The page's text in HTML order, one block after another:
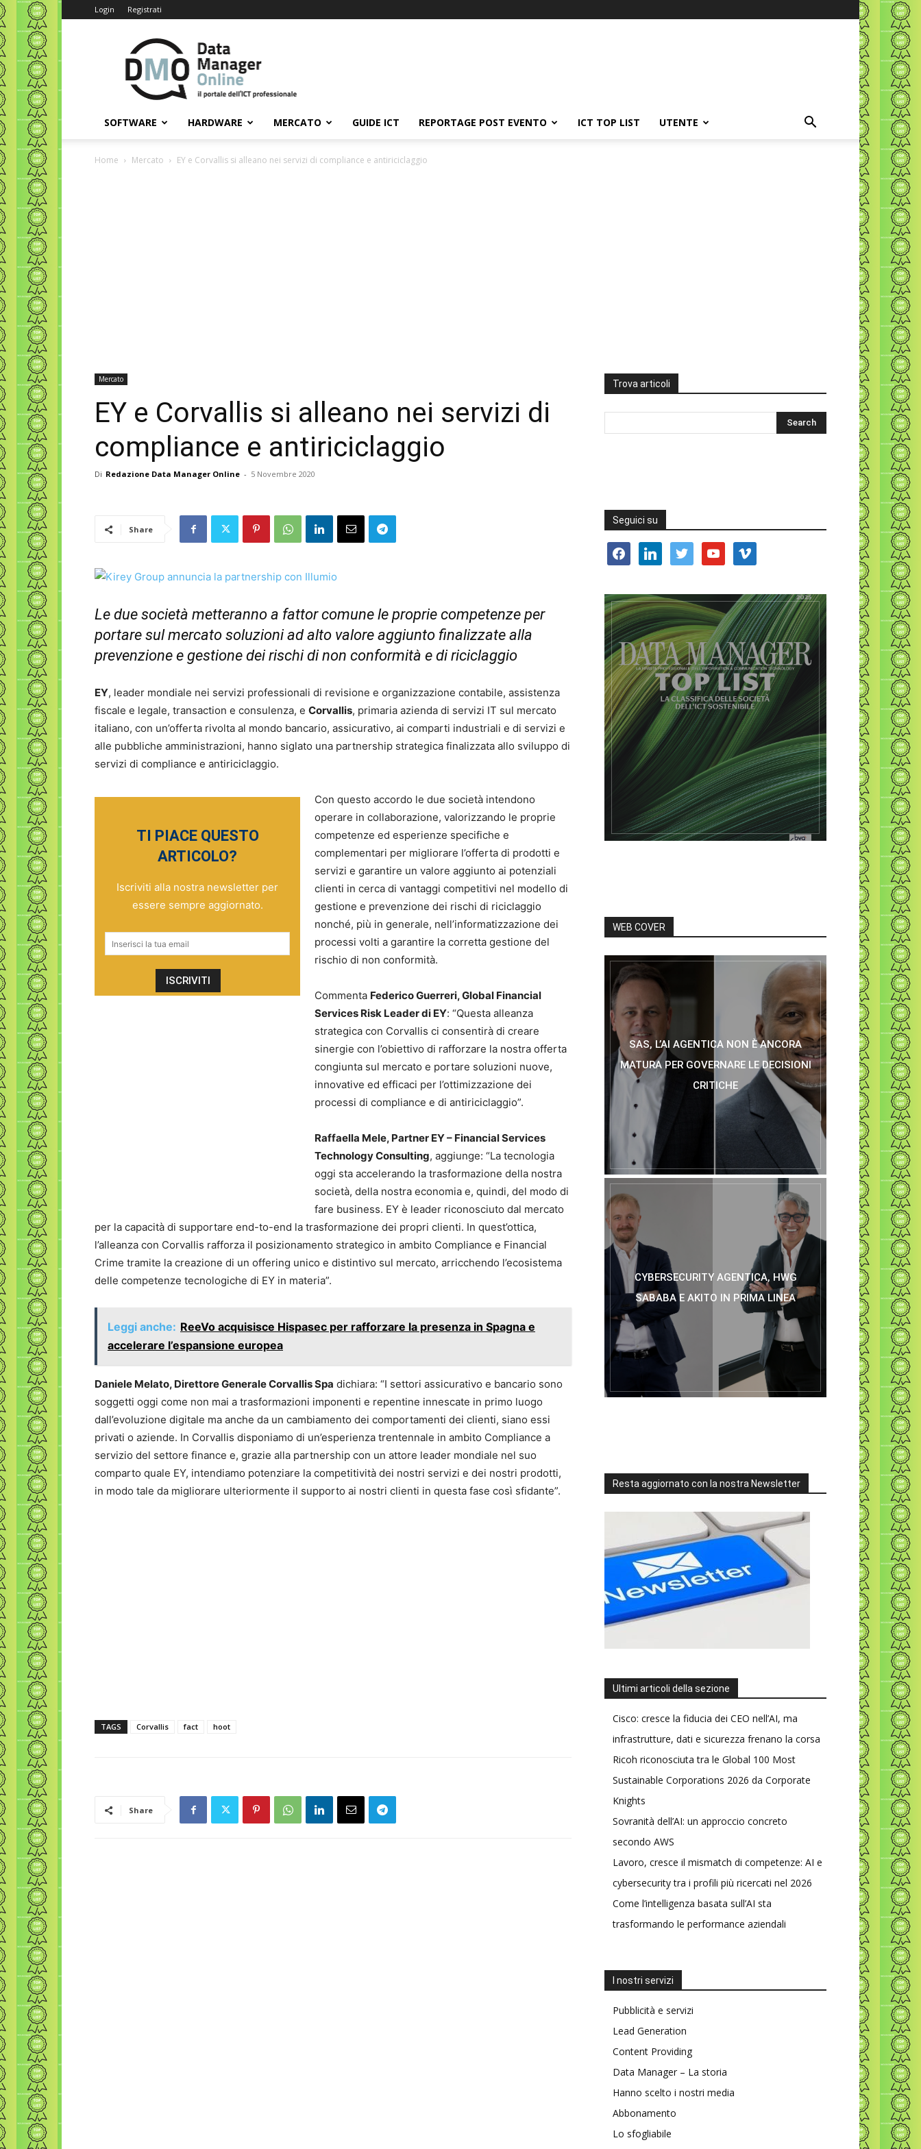
Login Registrati
Data
Manager
Online
SOFTWARE HARDWARE MERCATO GUIDE ICT REPORTAGE POST EVENTO ICT TOP LIST UTENTE
Home Mercato EY e Corvallis si alleano nei servizi di compliance e antiriciclaggio
Mercato
EY e Corvallis si alleano nei servizi di
compliance e antiriciclaggio
Di Redazione Data Manager Online - 5 Novembre 2020
Share
Le due società metteranno a fattor comune le proprie competenze per
portare sul mercato soluzioni ad alto valore aggiunto finalizzate alla
prevenzione e gestione dei rischi di non conformità e di riciclaggio
EY, leader mondiale nei servizi professionali di revisione e organizzazione contabile, assistenza
fiscale e legale, transaction e consulenza, e Corvallis, primaria azienda di servizi IT sul mercato
italiano, con un’offerta rivolta al mondo bancario, assicurativo, ai comparti industriali e di servizi e
alle pubbliche amministrazioni, hanno siglato una partnership strategica finalizzata allo sviluppo di
servizi di compliance e antiriciclaggio.
TI PIACE QUESTO
ARTICOLO?
Iscriviti alla nostra newsletter per
essere sempre aggiornato.
Con questo accordo le due società intendono
operare in collaborazione, valorizzando le proprie
competenze ed esperienze specifiche e
complementari per migliorare l’offerta di prodotti e
servizi e garantire un valore aggiunto ai potenziali
clienti in cerca di vantaggi competitivi nel modello di
gestione e prevenzione dei rischi di riciclaggio
nonché, più in generale, nell’informatizzazione dei
processi volti a garantire la corretta gestione del
rischio di non conformità.
Commenta Federico Guerreri, Global Financial
Services Risk Leader di EY: “Questa alleanza
strategica con Corvallis ci consentirà di creare
sinergie con l’obiettivo di rafforzare la nostra offerta
congiunta sul mercato e portare soluzioni nuove,
innovative ed efficaci per l’ottimizzazione dei
processi di compliance e di antiriciclaggio”.
Raffaella Mele, Partner EY – Financial Services
Technology Consulting, aggiunge: “La tecnologia
oggi sta accelerando la trasformazione della nostra
società, della nostra economia e, quindi, del modo di
fare business. EY è leader riconosciuto dal mercato
per la capacità di supportare end-to-end la trasformazione dei propri clienti. In quest’ottica,
l’alleanza con Corvallis rafforza il posizionamento strategico in ambito Compliance e Financial
Crime tramite la creazione di un offering unico e distintivo sul mercato, arricchendo l’ecosistema
delle competenze tecnologiche di EY in materia”.
Leggi anche: ReeVo acquisisce Hispasec per rafforzare la presenza in Spagna e
accelerare l’espansione europea
Daniele Melato, Direttore Generale Corvallis Spa dichiara: “I settori assicurativo e bancario sono
soggetti oggi come non mai a trasformazioni imponenti e repentine innescate in primo luogo
dall’evoluzione digitale ma anche da un cambiamento dei comportamenti dei clienti, siano essi
privati o aziende. In Corvallis disponiamo di un’esperienza trentennale in ambito Compliance a
servizio del settore finance e, grazie alla partnership con un attore leader mondiale nel suo
comparto quale EY, intendiamo potenziare la competitività dei nostri servizi e dei nostri prodotti,
in modo tale da migliorare ulteriormente il supporto ai nostri clienti in questa fase così sfidante”.
TAGS Corvallis fact hoot
Share
Trova articoli
Seguici su
facebooklinkedin twitter youtube vimeo
WEB COVER
SAS, L’AI AGENTICA NON È ANCORA
MATURA PER GOVERNARE LE DECISIONI
CRITICHE
CYBERSECURITY AGENTICA, HWG
SABABA E AKITO IN PRIMA LINEA
Resta aggiornato con la nostra Newsletter
Ultimi articoli della sezione
Cisco: cresce la fiducia dei CEO nell’AI, ma
infrastrutture, dati e sicurezza frenano la corsa
Ricoh riconosciuta tra le Global 100 Most
Sustainable Corporations 2026 da Corporate
Knights
Sovranità dell’AI: un approccio concreto
secondo AWS
Lavoro, cresce il mismatch di competenze: AI e
cybersecurity tra i profili più ricercati nel 2026
Come l’intelligenza basata sull’AI sta
trasformando le performance aziendali
I nostri servizi
Pubblicità e servizi
Lead Generation
Content Providing
Data Manager – La storia
Hanno scelto i nostri media
Abbonamento
Lo sfogliabile